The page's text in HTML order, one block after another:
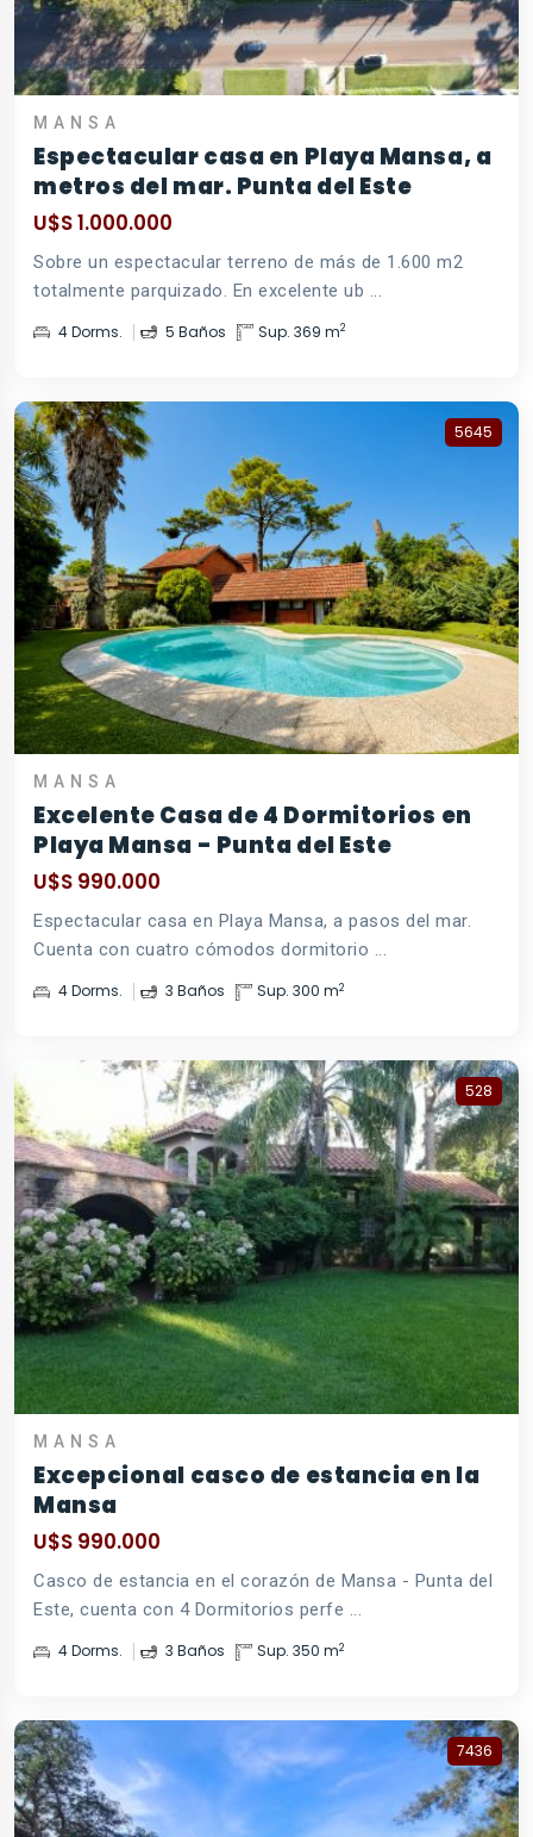
MANSA
Espectacular casa en Playa Mansa, a
metros del mar. Punta del Este
U$S 1.000.000
Sobre un espectacular terreno de más de 1.600 m2
totalmente parquizado. En excelente ub ...
4 Dorms. 5 Baños Sup. 369 m2
5645
MANSA
Excelente Casa de 4 Dormitorios en
Playa Mansa - Punta del Este
U$S 990.000
Espectacular casa en Playa Mansa, a pasos del mar.
Cuenta con cuatro cómodos dormitorio ...
4 Dorms. 3 Baños Sup. 300 m2
528
MANSA
Excepcional casco de estancia en la
Mansa
U$S 990.000
Casco de estancia en el corazón de Mansa - Punta del
Este, cuenta con 4 Dormitorios perfe ...
4 Dorms. 3 Baños Sup. 350 m2
7436